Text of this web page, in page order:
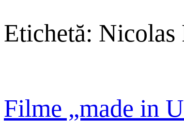
Etichetă: Nicolas
Filme „made in